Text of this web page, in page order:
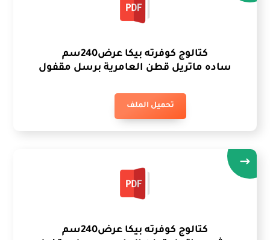
كتالوج كوفرته بيكا عرض240سم
ساده ماتريل قطن العامرية برسل مقفول
تحميل الملف
كتالوج كوفرته بيكا عرض240سم